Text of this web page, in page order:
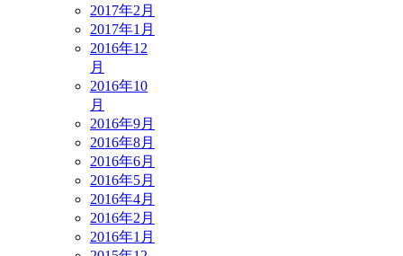
2017年2月
2017年1月
2016年12
月
2016年10
月
2016年9月
2016年8月
2016年6月
2016年5月
2016年4月
2016年2月
2016年1月